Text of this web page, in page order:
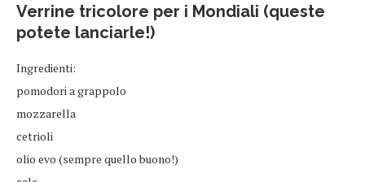
Verrine tricolore per i Mondiali (queste
potete lanciarle!)
Ingredienti:
pomodori a grappolo
mozzarella
cetrioli
olio evo (sempre quello buono!)